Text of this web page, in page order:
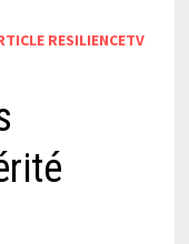
RESILIENCETV